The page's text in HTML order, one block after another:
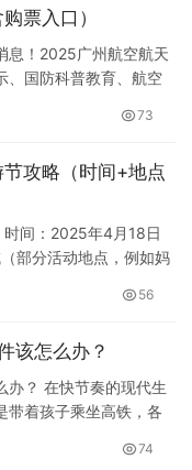
票入口）
息！2025广州航空航天
、国防科普教育、航空
73
攻略（时间+地点
间：2025年4月18日
部分活动地点，例如妈
56
该怎么办？
办？ 在快节奏的现代生
带着孩子乘坐高铁，各
74